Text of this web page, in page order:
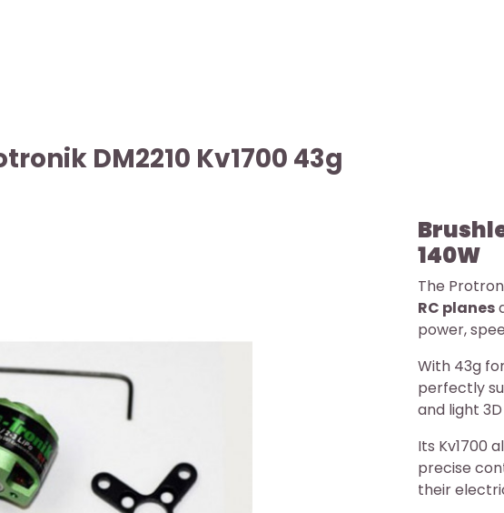
DM2210 Kv1700 43g
140W
The
RC planes
power,
With 43g
perfectly
and light
Its Kv1700
precise
their